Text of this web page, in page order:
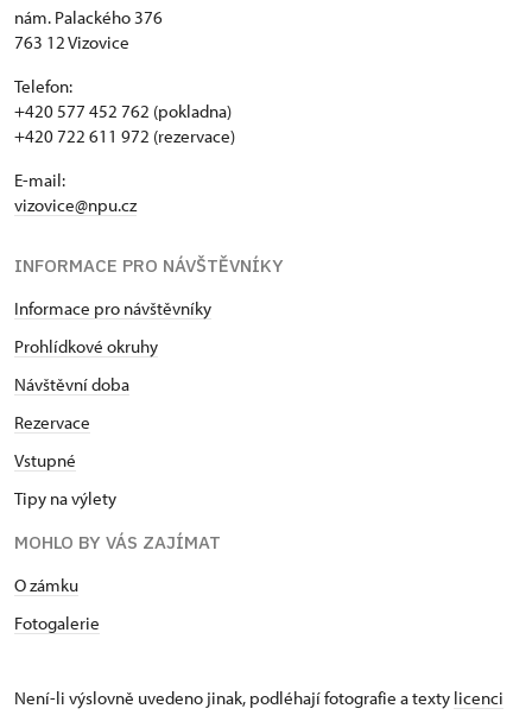
nám. Palackého 376
763 12 Vizovice
Telefon:
+420 577 452 762 (pokladna)
+420 722 611 972 (rezervace)
E-mail:
vizovice@npu.cz
INFORMACE PRO NÁVŠTĚVNÍKY
Informace pro návštěvníky
Prohlídkové okruhy
Návštěvní doba
Rezervace
Vstupné
Tipy na výlety
MOHLO BY VÁS ZAJÍMAT
O zámku
Fotogalerie
Není-li výslovně uvedeno jinak, podléhají fotografie a texty licenci